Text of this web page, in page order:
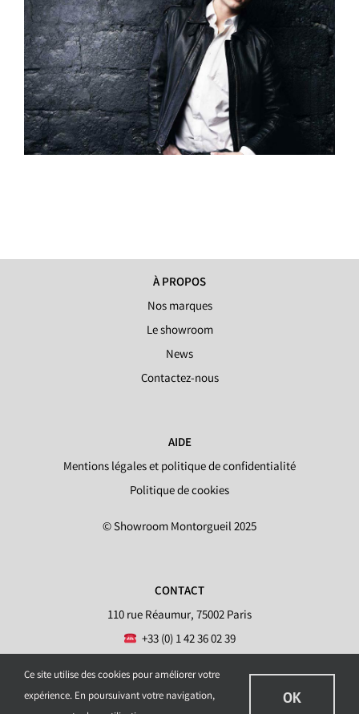
À PROPOS
Nos marques
Le showroom
News
Contactez-nous
AIDE
Mentions légales et politique de confidentialité
Politique de cookies
© Showroom Montorgueil 2025
CONTACT
110 rue Réaumur, 75002 Paris
+33 (0) 1 42 36 02 39
Ce site utilise des cookies pour améliorer votre
expérience. En poursuivant votre navigation,
OK